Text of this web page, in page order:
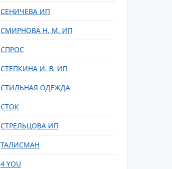
СЕНИЧЕВА ИП
СМИРНОВА Н. М. ИП
СПРОС
СТЕПКИНА И. В. ИП
СТИЛЬНАЯ ОДЕЖДА
СТОК
СТРЕЛЬЦОВА ИП
ТАЛИСМАН
4 YOU